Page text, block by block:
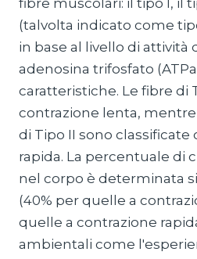
fibre muscolari: il tipo I, il
(talvolta indicato come
in base al livello di attività
adenosina trifosfato
caratteristiche. Le fibre di
contrazione lenta,
di Tipo II sono classificate
rapida. La percentuale di
nel corpo è determinata
(40% per quelle a
quelle a contrazione
ambientali come